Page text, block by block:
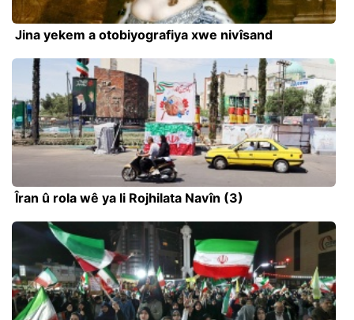
Jina yekem a otobiyografiya xwe nivîsand
Îran û rola wê ya li Rojhilata Navîn (3)